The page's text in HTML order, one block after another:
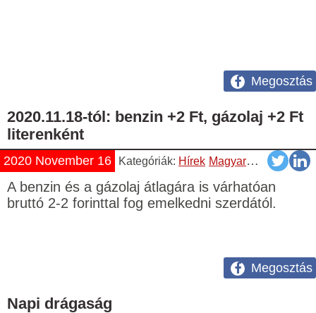
Megosztás
2020.11.18-tól: benzin +2 Ft, gázolaj +2 Ft
literenként
2020 November 16 Kategóriák: Hírek Magyar Üzemanyag
A benzin és a gázolaj átlagára is várhatóan
bruttó 2-2 forinttal fog emelkedni szerdától.
Megosztás
Napi drágaság